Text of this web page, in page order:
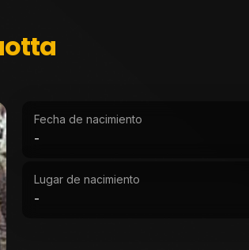
Fecha de nacimiento
-
Lugar de nacimiento
-